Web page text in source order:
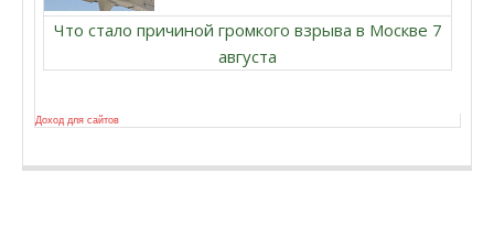
Что стало причиной громкого взрыва в Москве 7
августа
Доход для сайтов